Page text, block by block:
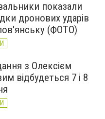
показали
дронових ударів
(ФОТО)
з Олексієм
відбудеться 7 і 8